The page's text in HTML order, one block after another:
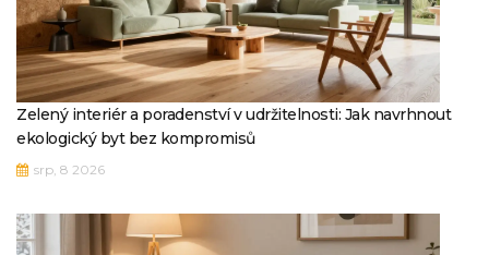
Zelený interiér a poradenství v udržitelnosti: Jak navrhnout
ekologický byt bez kompromisů
srp, 8 2026